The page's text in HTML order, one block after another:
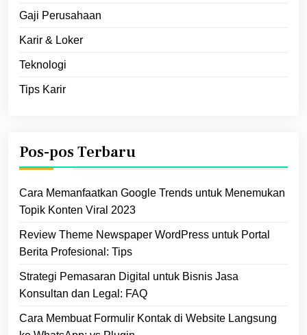
Gaji Perusahaan
Karir & Loker
Teknologi
Tips Karir
Pos-pos Terbaru
Cara Memanfaatkan Google Trends untuk Menemukan
Topik Konten Viral 2023
Review Theme Newspaper WordPress untuk Portal
Berita Profesional: Tips
Strategi Pemasaran Digital untuk Bisnis Jasa
Konsultan dan Legal: FAQ
Cara Membuat Formulir Kontak di Website Langsung